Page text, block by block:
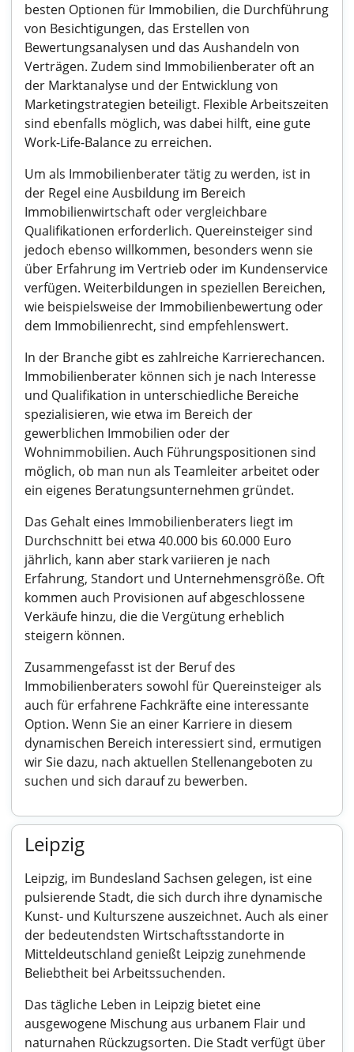
besten Optionen für Immobilien, die Durchführung
von Besichtigungen, das Erstellen von
Bewertungsanalysen und das Aushandeln von
Verträgen. Zudem sind Immobilienberater oft an
der Marktanalyse und der Entwicklung von
Marketingstrategien beteiligt. Flexible Arbeitszeiten
sind ebenfalls möglich, was dabei hilft, eine gute
Work-Life-Balance zu erreichen.
Um als Immobilienberater tätig zu werden, ist in
der Regel eine Ausbildung im Bereich
Immobilienwirtschaft oder vergleichbare
Qualifikationen erforderlich. Quereinsteiger sind
jedoch ebenso willkommen, besonders wenn sie
über Erfahrung im Vertrieb oder im Kundenservice
verfügen. Weiterbildungen in speziellen Bereichen,
wie beispielsweise der Immobilienbewertung oder
dem Immobilienrecht, sind empfehlenswert.
In der Branche gibt es zahlreiche Karrierechancen.
Immobilienberater können sich je nach Interesse
und Qualifikation in unterschiedliche Bereiche
spezialisieren, wie etwa im Bereich der
gewerblichen Immobilien oder der
Wohnimmobilien. Auch Führungspositionen sind
möglich, ob man nun als Teamleiter arbeitet oder
ein eigenes Beratungsunternehmen gründet.
Das Gehalt eines Immobilienberaters liegt im
Durchschnitt bei etwa 40.000 bis 60.000 Euro
jährlich, kann aber stark variieren je nach
Erfahrung, Standort und Unternehmensgröße. Oft
kommen auch Provisionen auf abgeschlossene
Verkäufe hinzu, die die Vergütung erheblich
steigern können.
Zusammengefasst ist der Beruf des
Immobilienberaters sowohl für Quereinsteiger als
auch für erfahrene Fachkräfte eine interessante
Option. Wenn Sie an einer Karriere in diesem
dynamischen Bereich interessiert sind, ermutigen
wir Sie dazu, nach aktuellen Stellenangeboten zu
suchen und sich darauf zu bewerben.
Leipzig
Leipzig, im Bundesland Sachsen gelegen, ist eine
pulsierende Stadt, die sich durch ihre dynamische
Kunst- und Kulturszene auszeichnet. Auch als einer
der bedeutendsten Wirtschaftsstandorte in
Mitteldeutschland genießt Leipzig zunehmende
Beliebtheit bei Arbeitssuchenden.
Das tägliche Leben in Leipzig bietet eine
ausgewogene Mischung aus urbanem Flair und
naturnahen Rückzugsorten. Die Stadt verfügt über